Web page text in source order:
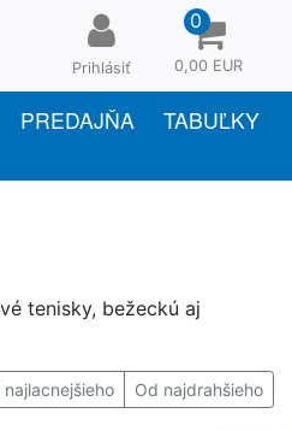
Prihlásiť
0
0,00 EUR
PREDAJŇA TABUĽKY
tenisky, bežeckú aj
najlacnejšieho Od najdrahšieho